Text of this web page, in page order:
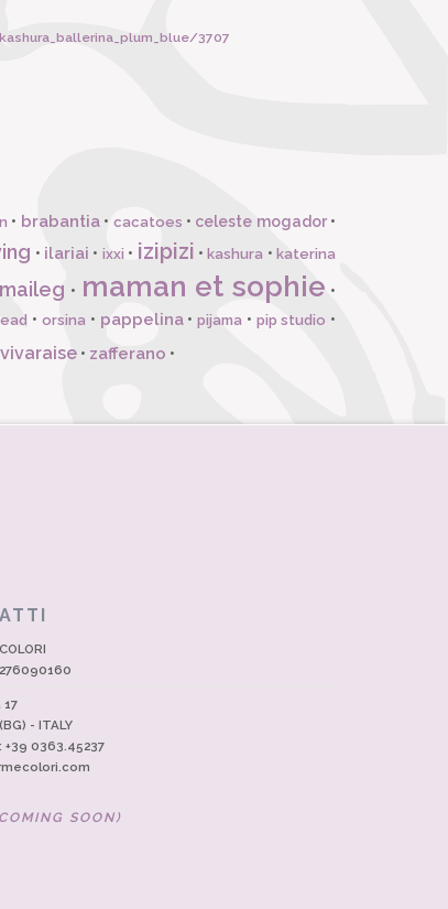
3707
• brabantia• cacatoes • celeste mogador•
• ilariai • ixxi • izipizi •kashura •katerina
maileg • maman et sophie •
• orsina • pappelina•pijama • pip studio •
vivaraise • zafferano •
17
- ITALY
0363.45237
SOON)